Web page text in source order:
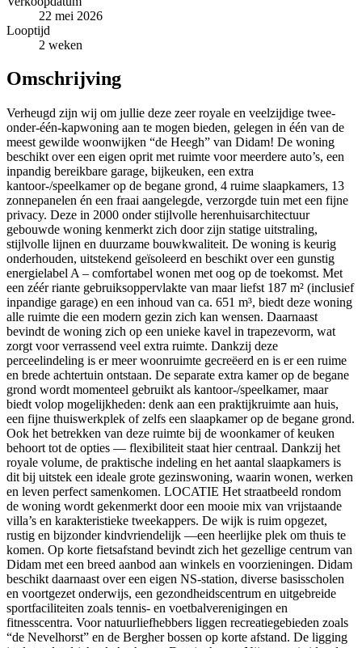
22 mei 2026
Looptijd
2 weken
Omschrijving
Verheugd zijn wij om jullie deze zeer royale en veelzijdige twee-
onder-één-kapwoning aan te mogen bieden, gelegen in één van de
meest gewilde woonwijken “de Heegh” van Didam! De woning
beschikt over een eigen oprit met ruimte voor meerdere auto’s, een
inpandig bereikbare garage, bijkeuken, een extra
kantoor-/speelkamer op de begane grond, 4 ruime slaapkamers, 13
zonnepanelen én een fraai aangelegde, verzorgde tuin met een fijne
privacy. Deze in 2000 onder stijlvolle herenhuisarchitectuur
gebouwde woning kenmerkt zich door zijn statige uitstraling,
stijlvolle lijnen en duurzame bouwkwaliteit. De woning is keurig
onderhouden, uitstekend geïsoleerd en beschikt over een gunstig
energielabel A – comfortabel wonen met oog op de toekomst. Met
een zéér riante gebruiksoppervlakte van maar liefst 187 m² (inclusief
inpandige garage) en een inhoud van ca. 651 m³, biedt deze woning
alle ruimte die een modern gezin zich kan wensen. Daarnaast
bevindt de woning zich op een unieke kavel in trapezevorm, wat
zorgt voor verrassend veel extra ruimte. Dankzij deze
perceelindeling is er meer woonruimte gecreëerd en is er een ruime
en brede achtertuin ontstaan. De separate extra kamer op de begane
grond wordt momenteel gebruikt als kantoor-/speelkamer, maar
biedt volop mogelijkheden: denk aan een praktijkruimte aan huis,
een fijne thuiswerkplek of zelfs een slaapkamer op de begane grond.
Ook het betrekken van deze ruimte bij de woonkamer of keuken
behoort tot de opties — flexibiliteit staat hier centraal. Dankzij het
royale volume, de praktische indeling en het aantal slaapkamers is
dit bij uitstek een ideale grote gezinswoning, waarin wonen, werken
en leven perfect samenkomen. LOCATIE Het straatbeeld rondom
de woning wordt gekenmerkt door een mooie mix van vrijstaande
villa’s en karakteristieke tweekappers. De wijk is ruim opgezet,
rustig en bijzonder kindvriendelijk —een heerlijke plek om thuis te
komen. Op korte fietsafstand bevindt zich het gezellige centrum van
Didam met een breed aanbod aan winkels en voorzieningen. Didam
beschikt daarnaast over een eigen NS-station, diverse basisscholen
en voortgezet onderwijs, een gezondheidscentrum en uitgebreide
sportfaciliteiten zoals tennis- en voetbalverenigingen en
fitnesscentra. Voor natuurliefhebbers liggen recreatiegebieden zoals
“de Nevelhorst” en de Bergher bossen op korte afstand. De ligging